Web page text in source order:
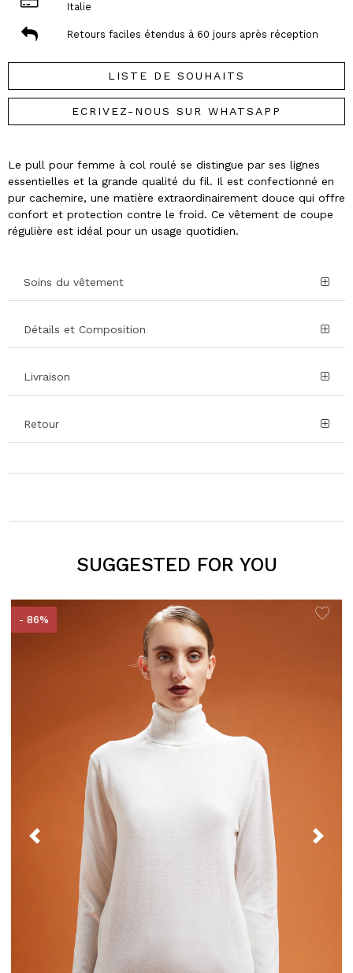
Italie
Retours faciles étendus à 60 jours après réception
LISTE DE SOUHAITS
ECRIVEZ-NOUS SUR WHATSAPP
Le pull pour femme à col roulé se distingue par ses lignes
essentielles et la grande qualité du fil. Il est confectionné en
pur cachemire, une matière extraordinairement douce qui offre
confort et protection contre le froid. Ce vêtement de coupe
régulière est idéal pour un usage quotidien.
Soins du vêtement
Détails et Composition
Livraison
Retour
SUGGESTED FOR YOU
- 86%